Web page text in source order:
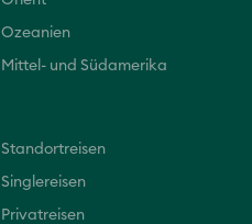
Ozeanien
Mittel- und Südamerika
Standortreisen
Singlereisen
Privatreisen